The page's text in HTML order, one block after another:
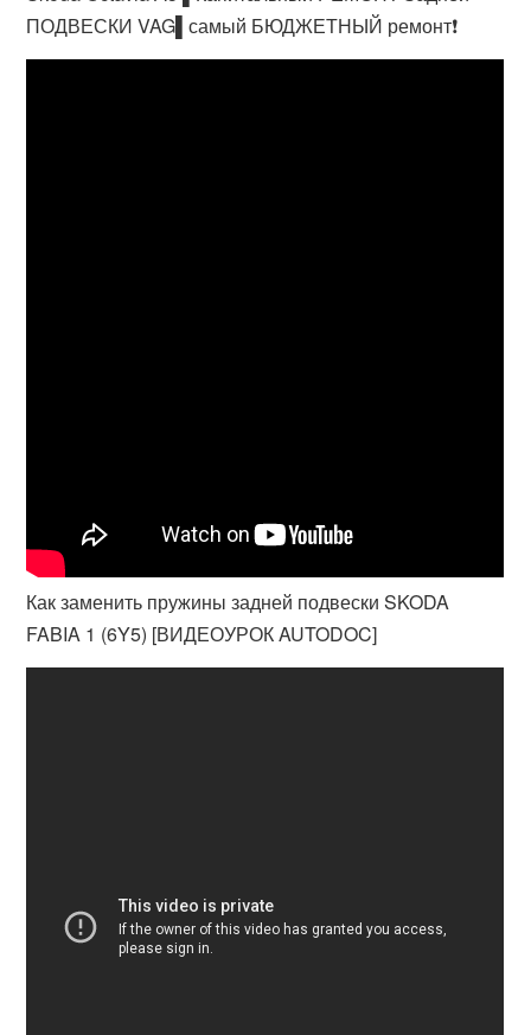
ПОДВЕСКИ VAG▌самый БЮДЖЕТНЫЙ ремонт❗
Как заменить пружины задней подвески SKODA
FABIA 1 (6Y5) [ВИДЕОУРОК AUTODOC]